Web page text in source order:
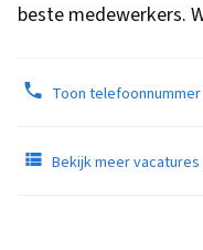
beste medewerkers.
Toon telefoonnummer
Bekijk meer vacatures